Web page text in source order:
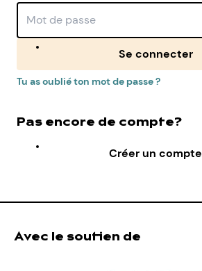
Se connecter
Tu as oublié ton mot de passe ?
Pas encore de compte?
Créer un compte
Avec le soutien de